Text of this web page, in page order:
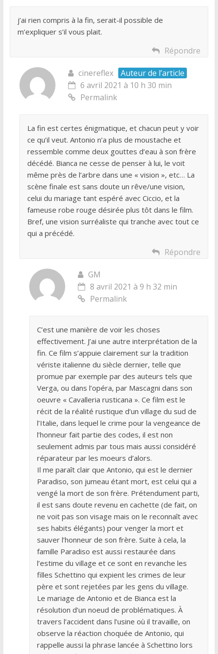
j’ai rien compris à la fin, serait-il possible de
m’expliquer s’il vous plait.
Répondre
cinereflex
Auteur de l’article
6 avril 2021 à 10 h 30 min
Permalink
La fin est certes énigmatique, et chacun peut y voir
ce qu’il veut. Antonio n’a plus de moustache et
ressemble comme deux gouttes d’eau à son frère
décédé. Bianca ne cesse de penser à lui, le voit
même près de l’arbre dans une « vision », etc… La
scène finale est sans doute un rêve/une vision,
celui du mariage tant espéré avec Ciccio, et la
fameuse robe rouge désirée plus tôt dans le film.
Bref, une vision surréaliste qui tranche avec tout ce
qui a précédé.
Répondre
GM
8 avril 2021 à 9 h 32 min
Permalink
C’est une manière de voir les choses
effectivement. J’ai une autre interprétation de la
fin. Ce film s’appuie clairement sur la tradition
vériste italienne du siècle dernier, telle que
promue par exemple par des auteurs tels que
Verga, ou dans l’opéra, par Mascagni dans son
oeuvre « Cavalleria rusticana ». Ce film est le
récit de la réalité rustique d’un village du sud de
l’Italie, dans lequel le crime pour la vengeance de
l’honneur fait partie des codes, il est non
seulement admis par tous mais aussi considéré
réparateur par les moeurs d’alors.
Il me paraît clair que Antonio, qui est le dernier
Paradiso, son jumeau étant mort, est celui qui a
vengé la mort de son frère. Prétendument parti,
il est sans doute revenu en cachette (de fait, on
ne voit pas son visage mais on le reconnaît avec
ses habits élégants) pour venger la mort et
sauver l’honneur de son frère. Suite à cela, la
famille Paradiso est aussi restaurée dans
l’estime du village et ce sont en revanche les
filles Schettino qui expient les crimes de leur
père et sont rejetées par les gens du village.
Le mariage de Antonio et de Bianca est la
résolution d’un noeud de problématiques. À
travers l’accident dans l’usine où il travaille, on
observe la réaction choquée de Antonio, qui
rappelle aussi la phrase lancée à Schettino lors